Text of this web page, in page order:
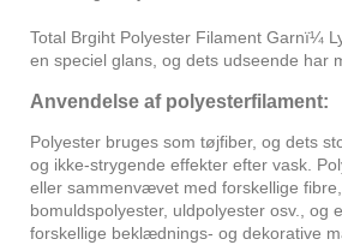
Total Brgiht Polyester Filament Garnï¼
en speciel glans, og dets udseende har
Anvendelse af polyesterfilament:
Polyester bruges som tøjfiber, og dets
og ikke-strygende effekter efter vask.
eller sammenvævet med forskellige
bomuldspolyester, uldpolyester osv., og
forskellige beklædnings- og dekorative